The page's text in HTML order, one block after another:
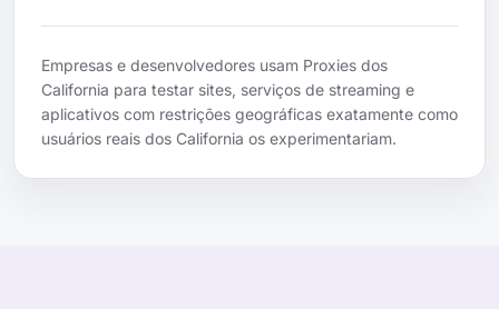
Empresas e desenvolvedores usam Proxies dos
California para testar sites, serviços de streaming e
aplicativos com restrições geográficas exatamente como
usuários reais dos California os experimentariam.